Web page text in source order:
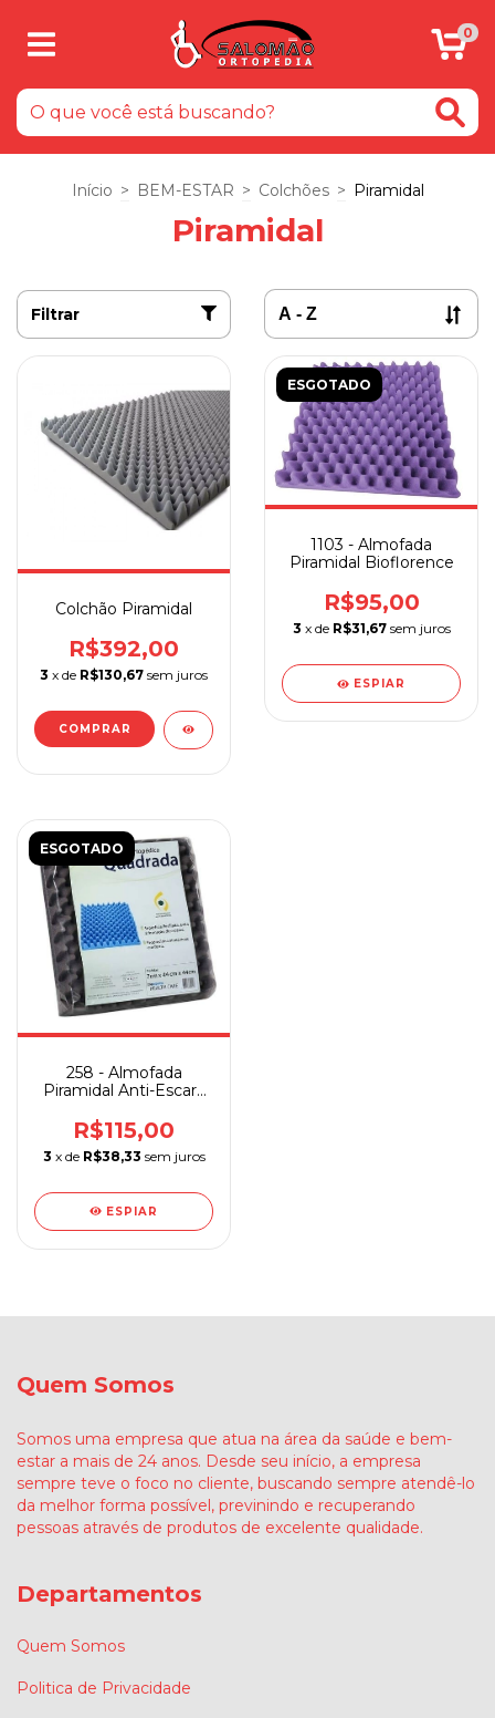
0
Início > BEM-ESTAR > Colchões > Piramidal
Piramidal
Filtrar
Colchão Piramidal
R$392,00
3 x de R$130,67 sem juros
COMPRAR
ESGOTADO
1103 - Almofada
Piramidal Bioflorence
R$95,00
3 x de R$31,67 sem juros
ESPIAR
ESGOTADO
258 - Almofada
Piramidal Anti-Escara
Copespuma
R$115,00
3 x de R$38,33 sem juros
ESPIAR
Quem Somos
Somos uma empresa que atua na área da saúde e bem-
estar a mais de 24 anos. Desde seu início, a empresa
sempre teve o foco no cliente, buscando sempre atendê-lo
da melhor forma possível, previnindo e recuperando
pessoas através de produtos de excelente qualidade.
Departamentos
Quem Somos
Politica de Privacidade